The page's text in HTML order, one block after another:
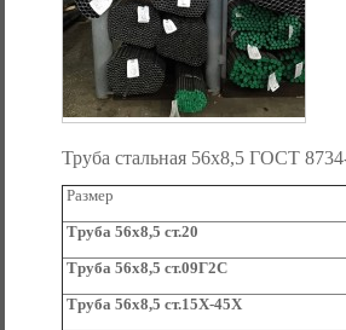
Труба стальная 56x8,5 ГОСТ
Размер
Труба 56x8,5 ст.20
Труба 56x8,5 ст.09Г2С
Труба 56x8,5 ст.15Х-45Х